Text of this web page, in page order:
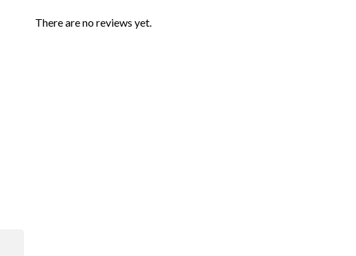
There are no reviews yet.